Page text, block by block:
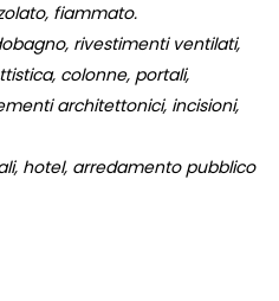
fiammato.
rivestimenti ventilati,
colonne, portali,
architettonici, incisioni,
hotel, arredamento pubblico